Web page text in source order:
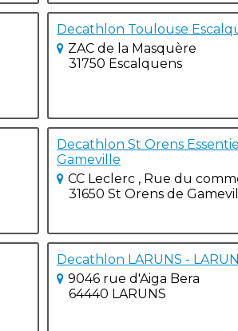
Decathlon Toulouse
ZAC de la Masquère
31750 Escalquens
Decathlon St Orens
Gameville
CC Leclerc , Rue du
31650 St Orens de
Decathlon LARUNS -
9046 rue d'Aiga Bera
64440 LARUNS